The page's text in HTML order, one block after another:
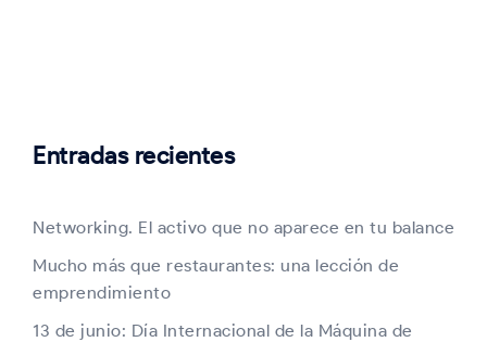
Entradas recientes
Networking. El activo que no aparece en tu balance
Mucho más que restaurantes: una lección de
emprendimiento
13 de junio: Día Internacional de la Máquina de